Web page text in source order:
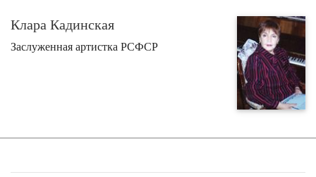
Клара Кадинская
Заслуженная артистка РСФСР